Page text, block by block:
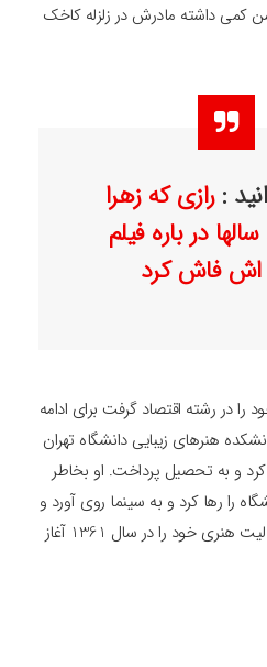
کمی داشته مادرش در زلزله کاخک
:رازی که زهرا
در باره فیلم
فاش کرد
را در رشته اقتصاد گرفت برای ادامه
هنرهای زیبایی دانشگاه تهران
و به تحصیل پرداخت. او بخاطر
را رها کرد و به سینما روی آورد و
با بازی در تئاتر حسن حامد فعالیت هنری خود را در سال 1361 آغاز